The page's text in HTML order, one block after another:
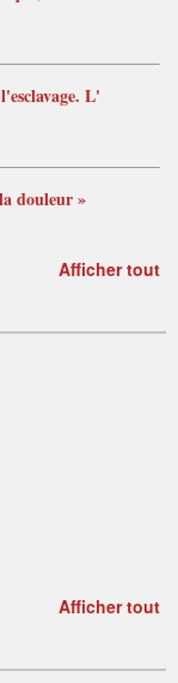
L'
douleur »
Afficher tout
Afficher tout